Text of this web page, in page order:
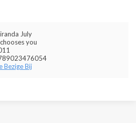
July
you
Bezige Bij